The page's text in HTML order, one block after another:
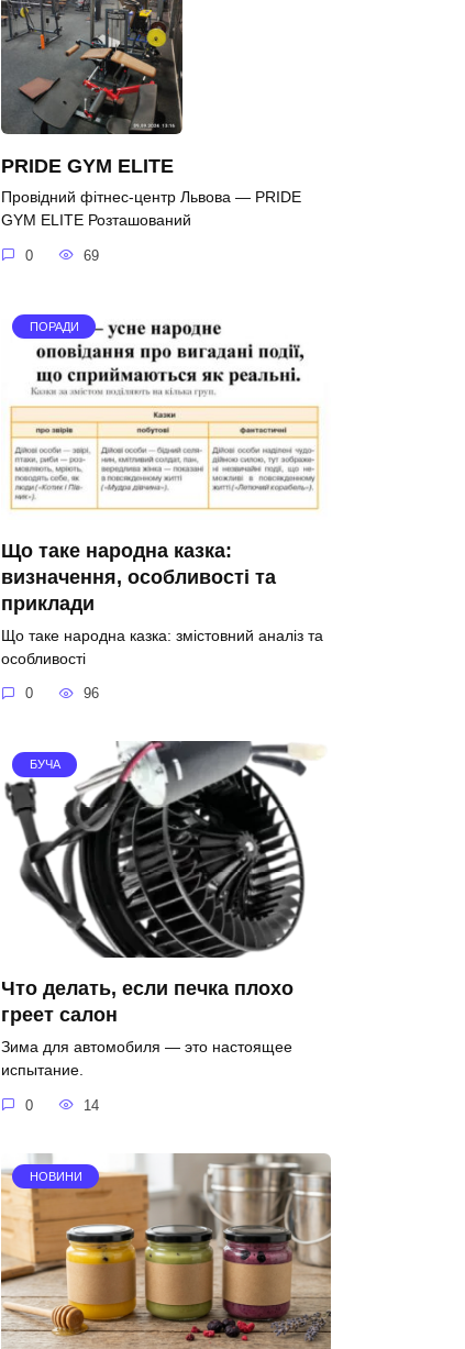
PRIDE GYM ELITE
Провідний фітнес-центр Львова — PRIDE
GYM ELITE Розташований
0 69
ПОРАДИ
Що таке народна казка:
визначення, особливості та
приклади
Що таке народна казка: змістовний аналіз та
особливості
0 96
БУЧА
Что делать, если печка плохо
греет салон
Зима для автомобиля — это настоящее
испытание.
0 14
НОВИНИ